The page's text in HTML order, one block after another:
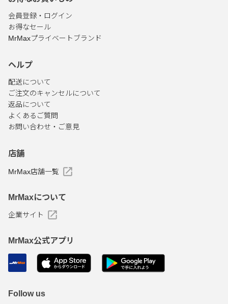
会員登録・ログイン
お得なセール
MrMaxプライベートブランド
ヘルプ
配送について
ご注文のキャンセルについて
返品について
よくあるご質問
お問い合わせ・ご意見
店舗
MrMax店舗一覧
MrMaxについて
企業サイト
MrMax公式アプリ
Follow us